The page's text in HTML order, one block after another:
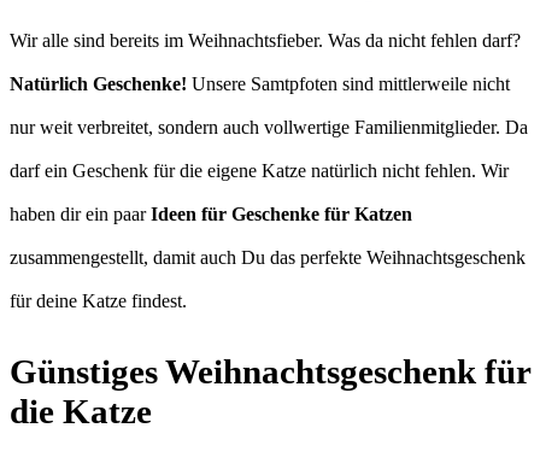
Wir alle sind bereits im Weihnachtsfieber. Was da nicht fehlen darf?
Natürlich Geschenke! Unsere Samtpfoten sind mittlerweile nicht
nur weit verbreitet, sondern auch vollwertige Familienmitglieder. Da
darf ein Geschenk für die eigene Katze natürlich nicht fehlen. Wir
haben dir ein paarIdeen für Geschenke für Katzen
zusammengestellt, damit auch Du das perfekte Weihnachtsgeschenk
für deine Katze findest.
Günstiges Weihnachtsgeschenk für
die Katze